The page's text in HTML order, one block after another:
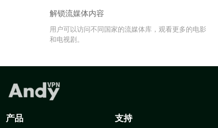
解锁流媒体内容
用户可以访问不同国家的流媒体库，观看更多的电影
和电视剧。
产品 支持